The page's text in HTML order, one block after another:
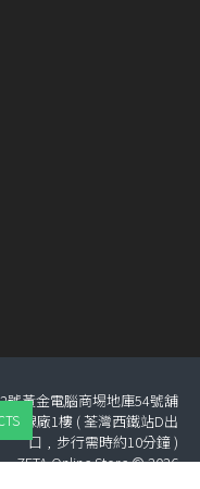
號黃金電腦商埸地庫54號舖
泰線廠1樓 ( 荃灣西鐵站D出
口﹐步行需時約10分鐘 )
ZETA Online Store © 2026